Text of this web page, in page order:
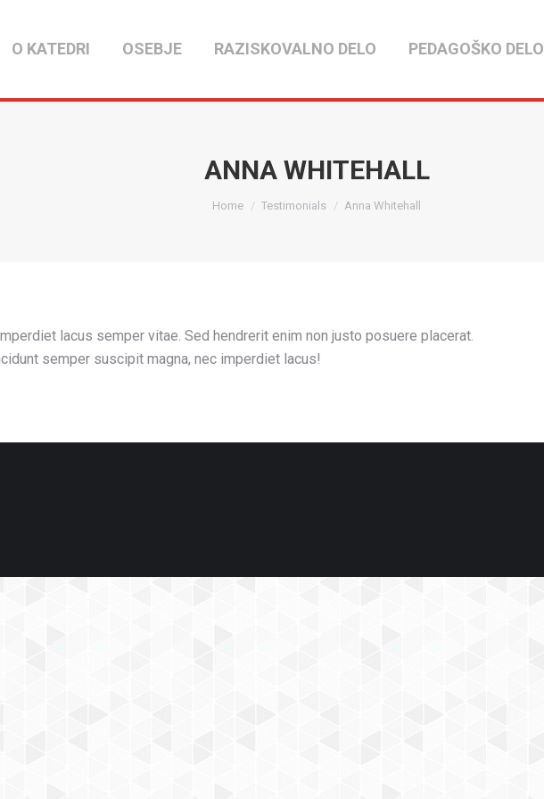
O KATEDRI OSEBJE RAZISKOVALNO DELO PEDAGOŠKO DELO
ANNA WHITEHALL
You are here:
Home Testimonials Anna Whitehall
lacus semper vitae. Sed hendrerit enim non justo posuere placerat.
semper suscipit magna, nec imperdiet lacus!